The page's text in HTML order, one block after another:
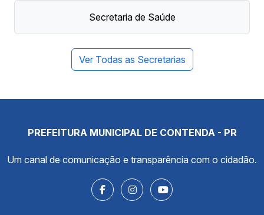
Secretaria de Saúde
Ver Todas as Secretarias
PREFEITURA MUNICIPAL DE CONTENDA - PR
Um canal de comunicação e transparência com o cidadão.